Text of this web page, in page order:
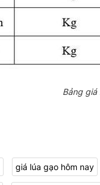
Bảng giá
giá lúa gạo hôm nay